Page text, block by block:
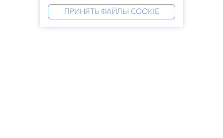
ПРИНЯТЬ ФАЙЛЫ COOKIE